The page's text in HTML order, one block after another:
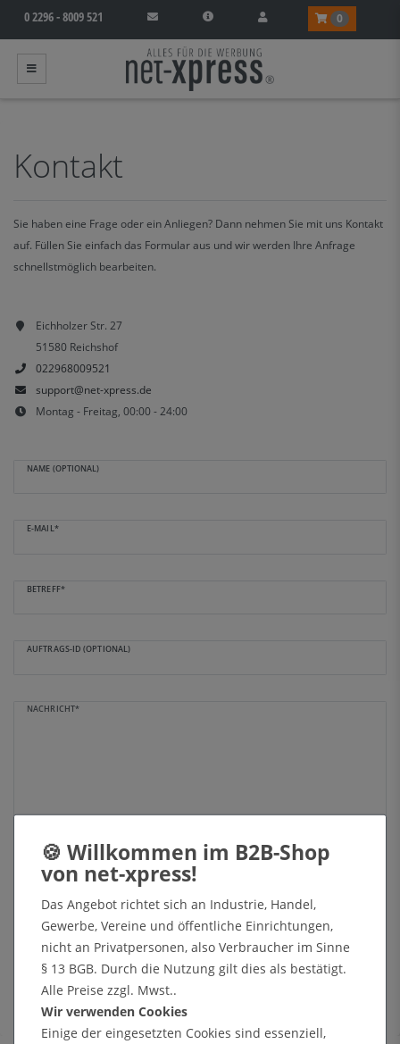
0 2296 - 8009 521 0
Kontakt
Sie haben eine Frage oder ein Anliegen? Dann nehmen Sie mit uns Kontakt
auf. Füllen Sie einfach das Formular aus und wir werden Ihre Anfrage
schnellstmöglich bearbeiten.
Eichholzer Str. 27
51580 Reichshof
022968009521
support@net-xpress.de
Montag - Freitag, 00:00 - 24:00
NAME (OPTIONAL)
E-MAIL*
BETREFF*
AUFTRAGS-ID (OPTIONAL)
NACHRICHT*
* Hierbei handelt es sich um ein Pflichtfeld.
Kopie an mich
Hiermit bestätige ich, dass ich die
Anfrage senden
Das Angebot richtet sich an Industrie, Handel,
Gewerbe, Vereine und öffentliche Einrichtungen,
nicht an Privatpersonen, also Verbraucher im Sinne
§ 13 BGB. Durch die Nutzung gilt dies als bestätigt.
Alle Preise zzgl. Mwst..
Wir verwenden Cookies
Einige der eingesetzten Cookies sind essenziell,